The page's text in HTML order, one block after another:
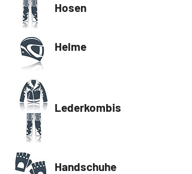
Hosen
Helme
Lederkombis
Handschuhe